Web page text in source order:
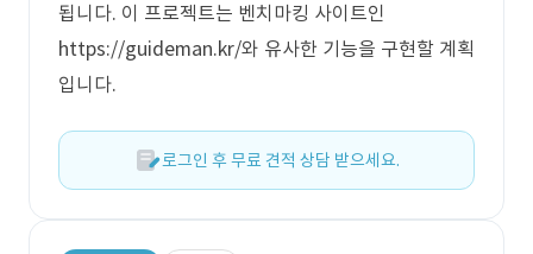
됩니다. 이 프로젝트는 벤치마킹 사이트인
https://guideman.kr/와 유사한 기능을 구현할 계획
입니다.
로그인 후 무료 견적 상담 받으세요.